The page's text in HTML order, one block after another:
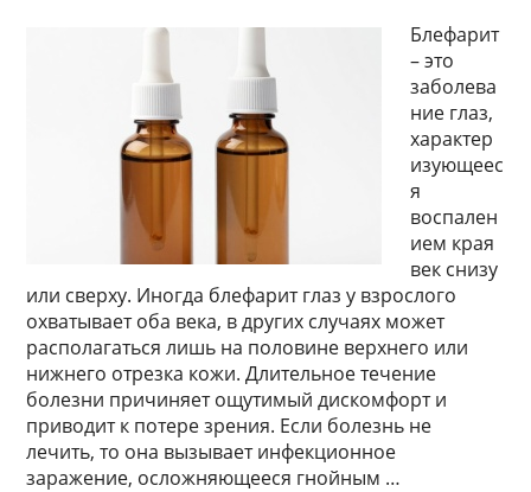
Блефарит
– это
заболева
ние глаз,
характер
изующеес
я
воспален
ием края
век снизу
или сверху. Иногда блефарит глаз у взрослого
охватывает оба века, в других случаях может
располагаться лишь на половине верхнего или
нижнего отрезка кожи. Длительное течение
болезни причиняет ощутимый дискомфорт и
приводит к потере зрения. Если болезнь не
лечить, то она вызывает инфекционное
заражение, осложняющееся гнойным …